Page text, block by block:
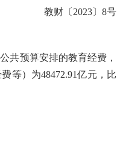
教财〔2023〕8号
共预算安排的教育经费，
等）为48472.91亿元，比